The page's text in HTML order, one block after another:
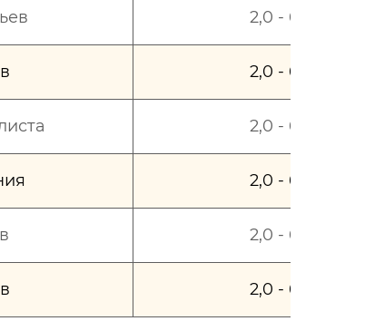
2,0 - 6,0
2,0 - 6,0
2,0 - 6,0
2,0 - 6,0
2,0 - 6,0
2,0 - 6,0